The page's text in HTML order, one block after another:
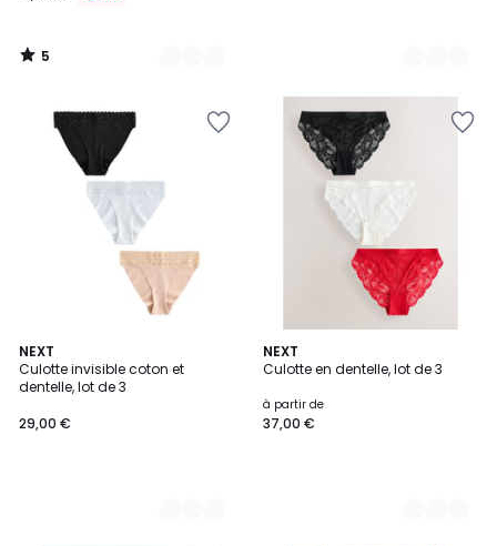
5
/
NEXT
Culotte invisible coton et
dentelle, lot de 3
29,00 €
2
Couleurs
NEXT
Culotte en dentelle, lot de 3
à partir de
37,00 €
4
Couleurs